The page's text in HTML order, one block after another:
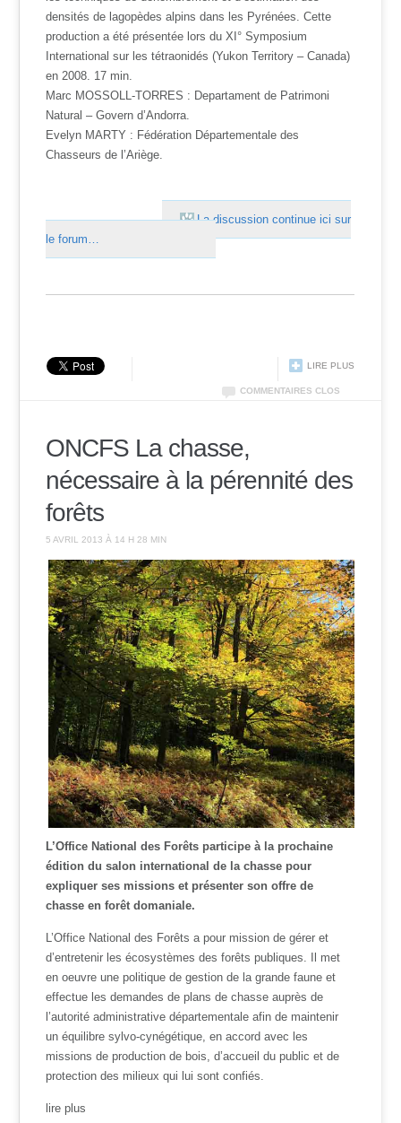
densités de lagopèdes alpins dans les Pyrénées. Cette
production a été présentée lors du XI° Symposium
International sur les tétraonidés (Yukon Territory – Canada)
en 2008. 17 min.
Marc MOSSOLL-TORRES : Departament de Patrimoni
Natural – Govern d’Andorra.
Evelyn MARTY : Fédération Départementale des
Chasseurs de l’Ariège.
La discussion continue ici sur
le forum…
LIRE PLUS
COMMENTAIRES CLOS
ONCFS La chasse,
nécessaire à la pérennité des
forêts
5 AVRIL 2013 À 14 H 28 MIN
L’Office National des Forêts participe à la prochaine
édition du salon international de la chasse pour
expliquer ses missions et présenter son offre de
chasse en forêt domaniale.
L’Office National des Forêts a pour mission de gérer et
d’entretenir les écosystèmes des forêts publiques. Il met
en oeuvre une politique de gestion de la grande faune et
effectue les demandes de plans de chasse auprès de
l’autorité administrative départementale afin de maintenir
un équilibre sylvo-cynégétique, en accord avec les
missions de production de bois, d’accueil du public et de
protection des milieux qui lui sont confiés.
lire plus